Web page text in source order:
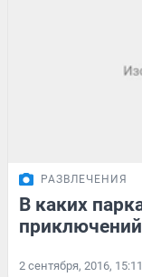
РАЗВЛЕЧЕНИЯ
В каких
2 сентября, 2016, 15:11